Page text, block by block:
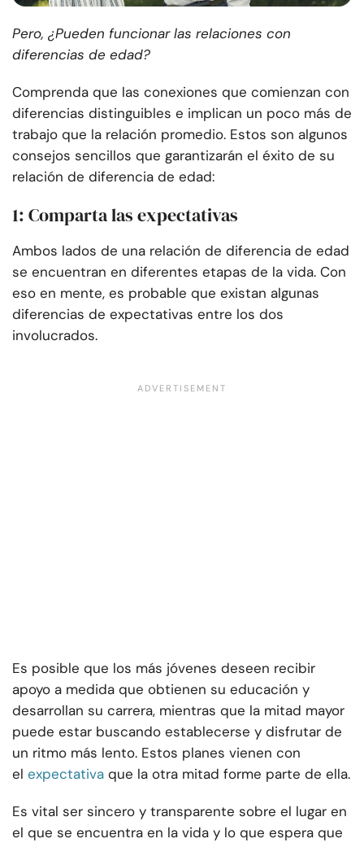
Pero, ¿Pueden funcionar las relaciones con
diferencias de edad?
Comprenda que las conexiones que comienzan con
diferencias distinguibles e implican un poco más de
trabajo que la relación promedio. Estos son algunos
consejos sencillos que garantizarán el éxito de su
relación de diferencia de edad:
1: Comparta las expectativas
Ambos lados de una relación de diferencia de edad
se encuentran en diferentes etapas de la vida. Con
eso en mente, es probable que existan algunas
diferencias de expectativas entre los dos
involucrados.
Es posible que los más jóvenes deseen recibir
apoyo a medida que obtienen su educación y
desarrollan su carrera, mientras que la mitad mayor
puede estar buscando establecerse y disfrutar de
un ritmo más lento. Estos planes vienen con
el expectativa que la otra mitad forme parte de ella.
Es vital ser sincero y transparente sobre el lugar en
el que se encuentra en la vida y lo que espera que